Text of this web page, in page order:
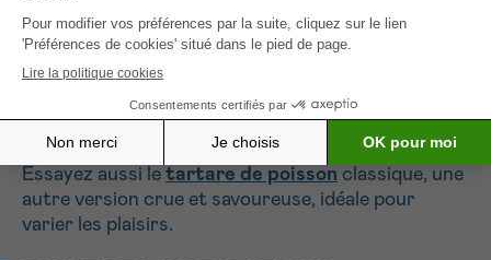
développée pour certains symptômes
(perte d’appétit, nausées, altération du
goût et fatigue).
Essayez aussi le tartare de poisson classique, une
autre version crue et savoureuse, idéale pour
varier les plaisirs.